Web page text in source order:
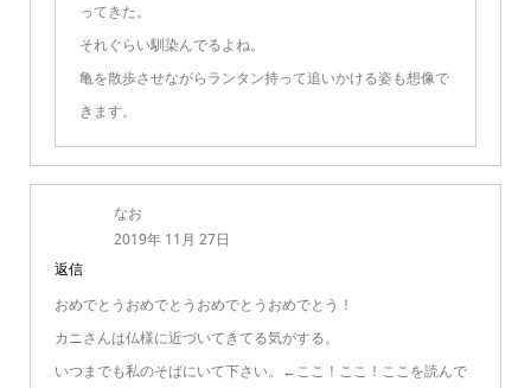
ってきた。
それぐらい馴染んでるよね。
亀を散歩させながらランタン持って追いかける姿も想像で
きます。
なお
2019年 11月 27日
返信
おめでとうおめでとうおめでとうおめでとう！
カニさんは仏様に近づいてきてる気がする。
いつまでも私のそばにいて下さい。←ここ！ここ！ここを読んで